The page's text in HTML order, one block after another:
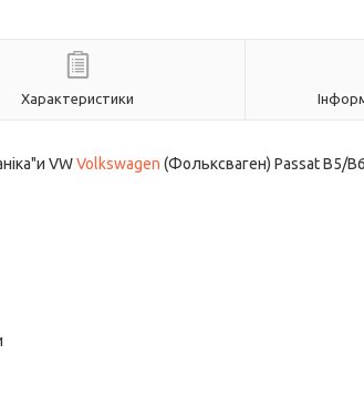
Характеристики
VWVolkswagen (Фольксваген) Passat B5/